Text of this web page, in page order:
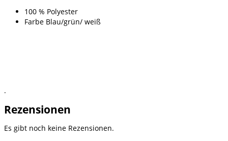
100 % Polyester
Farbe Blau/grün/ weiß
.
Rezensionen
Es gibt noch keine Rezensionen.